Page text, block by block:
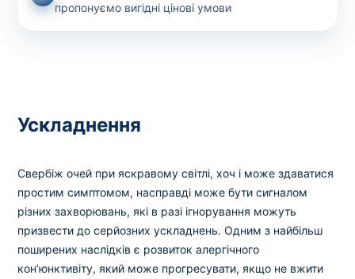
пропонуємо вигідні цінові умови
Ускладнення
Свербіж очей при яскравому світлі, хоч і може здаватися
простим симптомом, насправді може бути сигналом
різних захворювань, які в разі ігнорування можуть
призвести до серйозних ускладнень. Одним з найбільш
поширених наслідків є розвиток алергічного
кон’юнктивіту, який може прогресувати, якщо не вжити